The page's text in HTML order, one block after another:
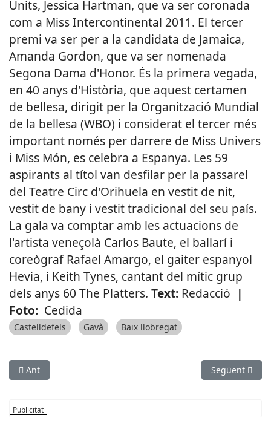
Units, Jessica Hartman, que va ser coronada
com a Miss Intercontinental 2011. El tercer
premi va ser per a la candidata de Jamaica,
Amanda Gordon, que va ser nomenada
Segona Dama d'Honor. És la primera vegada,
en 40 anys d'Història, que aquest certamen
de bellesa, dirigit per la Organització Mundial
de la bellesa (WBO) i considerat el tercer més
important només per darrere de Miss Univers
i Miss Món, es celebra a Espanya. Les 59
aspirants al títol van desfilar per la passarel
del Teatre Circ d'Orihuela en vestit de nit,
vestit de bany i vestit tradicional del seu país.
La gala va comptar amb les actuacions de
l'artista veneçolà Carlos Baute, el ballarí i
coreògraf Rafael Amargo, el gaiter espanyol
Hevia, i Keith Tynes, cantant del mític grup
dels anys 60 The Platters. Text: Redacció |
Foto: Cedida
Castelldefels Gavà Baix llobregat
Article anterior: Sant Joan Despí treu 32 horts urbans a
Ant Article
Següent